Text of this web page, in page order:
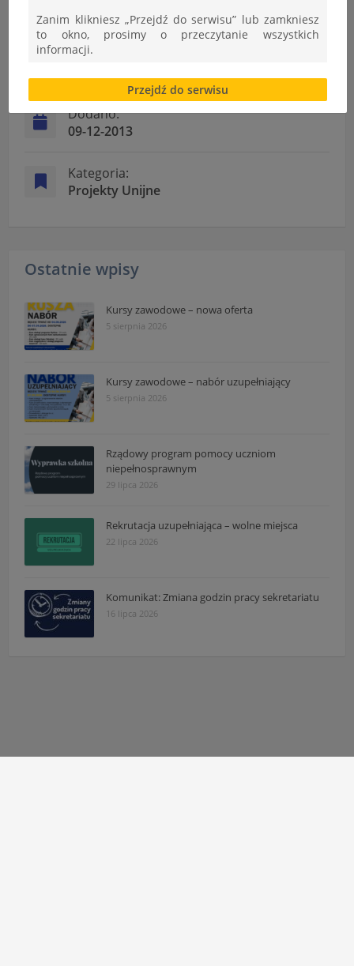
Autor:
Dodano:
09-12-2013
Kategoria:
Projekty Unijne
Ostatnie wpisy
Kursy zawodowe – nowa oferta
5 sierpnia 2026
Kursy zawodowe – nabór uzupełniający
5 sierpnia 2026
Rządowy program pomocy uczniom
niepełnosprawnym
29 lipca 2026
Rekrutacja uzupełniająca – wolne miejsca
22 lipca 2026
Komunikat: Zmiana godzin pracy sekretariatu
16 lipca 2026
Zanim klikniesz „Przejdź do serwisu” lub zamkniesz
to okno, prosimy o przeczytanie wszystkich
informacji.
Brak zgody bądź ograniczenie funkcjonalności plików
cookies lub local storage, może utrudnić lub
uniemożliwić korzystanie z Serwisu.
Informacje dotyczące polityki prywatności oraz
"Nasza szkoła" > "Bezpieczeństwo"
Przejdź do serwisu